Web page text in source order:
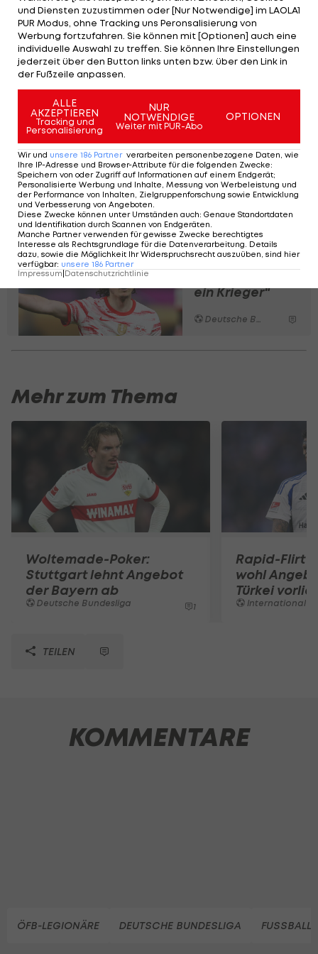
Situation ändern oder gleich bleiben kann",
betont Marsch.
Das klare Ziel seines Klubs sei davon abgesehen
die erneute Qualifikation für dieChampions
League. "Wir haben großen Respekt vor all
unseren Rivalen, jeder Spieltag ist eine Prüfung,
wir müssen jedes Mal, wenn die Lichter angehen,
das Beste zeigen", sagt Marsch. "Wenn uns das
gelingt, denke ich tatsächlich, dass wir uns mit
unserem Kader für einen Meisterkandidaten
halten dürfen - aber in der Rolle eines Jägers."
Marsch:
ein Krieger"
Deutsche Bundesliga
Mehr zum Thema
Woltemade-Poker:
Stuttgart lehnt Angebot
der Bayern ab
Deutsche Bundesliga 1
Rapid-Flirt
wohl
Türkei
International
TEILEN
KOMMENTARE
ÖFB-LEGIONÄRE DEUTSCHE BUNDESLIGA FUSSBALL
und Diensten zuzustimmen oder [Nur Notwendige] im LAOLA1
PUR Modus, ohne Tracking uns Peronsalisierung von
Werbung fortzufahren. Sie können mit [Optionen] auch eine
individuelle Auswahl zu treffen. Sie können Ihre Einstellungen
jederzeit über den Button links unten bzw. über den Link in
der Fußzeile anpassen.
ALLE
AKZEPTIEREN
Tracking und
Personalisierung
NUR
NOTWENDIGE
Weiter mit PUR-Abo
OPTIONEN
Wir und unsere 186 Partner verarbeiten personenbezogene Daten, wie
Ihre IP-Adresse und Browser-Attribute für die folgenden Zwecke:
Speichern von oder Zugriff auf Informationen auf einem Endgerät;
Personalisierte Werbung und Inhalte, Messung von Werbeleistung und
der Performance von Inhalten, Zielgruppenforschung sowie Entwicklung
und Verbesserung von Angeboten
Diese Zwecke können unter Umständen auch: Genaue Standortdaten
und Identifikation durch Scannen von Endgeräten
Manche Partner verwenden für gewisse Zwecke berechtigtes
Interesse als Rechtsgrundlage für die Datenverarbeitung. Details
dazu, sowie die Möglichkeit Ihr Widerspruchsrecht auszuüben, sind hier
verfügbar: unsere 186 Partner
Impressum|Datenschutzrichtlinie